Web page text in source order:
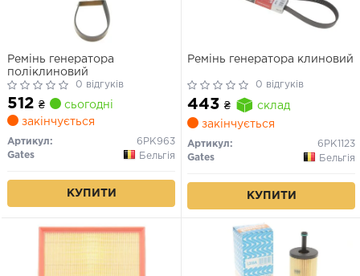
Ремінь генератора
поліклиновий
0 відгуків
512 ₴
сьогодні
закінчується
Артикул:
6PK963
Gates
Бельгія
КУПИТИ
Ремінь генератора клиновий
0 відгуків
443 ₴
склад
закінчується
Артикул:
6PK1123
Gates
Бельгія
КУПИТИ